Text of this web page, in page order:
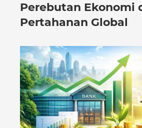
Perebutan Ekonomi
Pertahanan Global